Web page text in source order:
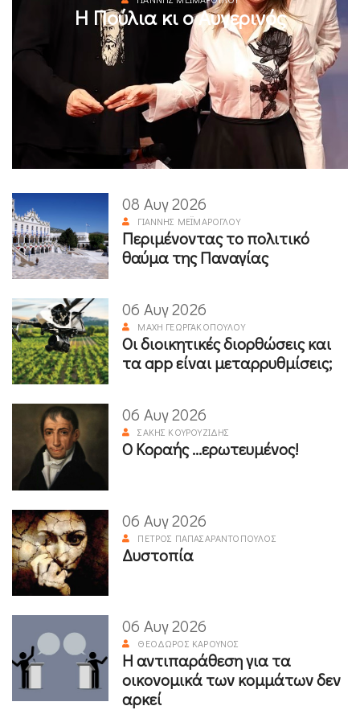
Η Πούλια κι ο Αυγερινός
08 Αυγ 2026
ΓΙΆΝΝΗΣ ΜΕΪΜΆΡΟΓΛΟΥ
Περιμένοντας το πολιτικό
θαύμα της Παναγίας
06 Αυγ 2026
ΜΆΧΗ ΓΕΩΡΓΑΚΟΠΟΎΛΟΥ
Οι διοικητικές διορθώσεις και
τα app είναι μεταρρυθμίσεις;
06 Αυγ 2026
ΣΆΚΗΣ ΚΟΥΡΟΥΖΊΔΗΣ
Ο Κοραής ...ερωτευμένος!
06 Αυγ 2026
ΠΈΤΡΟΣ ΠΑΠΑΣΑΡΑΝΤΌΠΟΥΛΟΣ
Δυστοπία
06 Αυγ 2026
ΘΕΌΔΩΡΟΣ ΚΑΡΟΎΝΟΣ
Η αντιπαράθεση για τα
οικονομικά των κομμάτων δεν
αρκεί